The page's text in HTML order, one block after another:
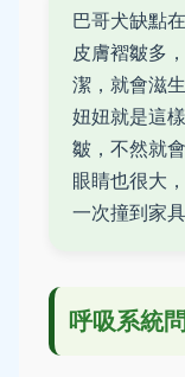
巴哥犬缺點
皮膚褶皺多
潔，就會滋
妞妞就是這
皺，不然就
眼睛也很大
一次撞到家
呼吸系統